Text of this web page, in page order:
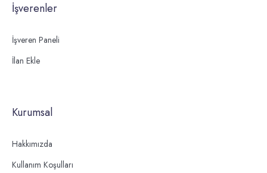
İşverenler
İşveren Paneli
İlan Ekle
Kurumsal
Hakkımızda
Kullanım Koşulları